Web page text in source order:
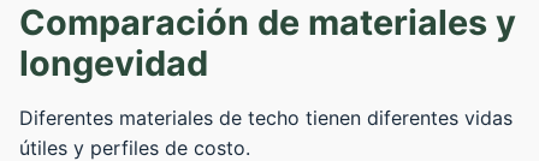
Comparación de materiales y
longevidad
Diferentes materiales de techo tienen diferentes vidas
útiles y perfiles de costo.